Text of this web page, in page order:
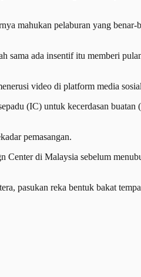
mahukan pelaburan yang benar-
sama ada insentif itu memberi
video di platform media
(IC) untuk kecerdasan buatan
pemasangan.
di Malaysia sebelum
pasukan reka bentuk bakat